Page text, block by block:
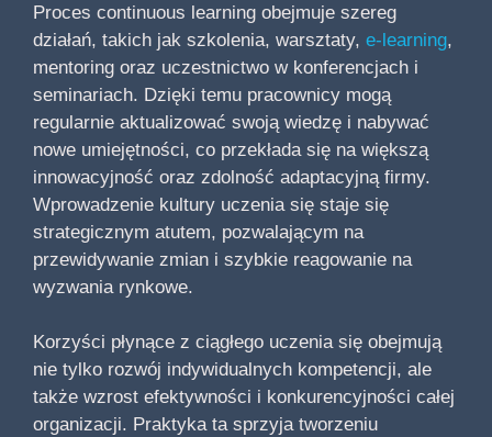
Proces continuous learning obejmuje szereg
działań, takich jak szkolenia, warsztaty, e-learning,
mentoring oraz uczestnictwo w konferencjach i
seminariach. Dzięki temu pracownicy mogą
regularnie aktualizować swoją wiedzę i nabywać
nowe umiejętności, co przekłada się na większą
innowacyjność oraz zdolność adaptacyjną firmy.
Wprowadzenie kultury uczenia się staje się
strategicznym atutem, pozwalającym na
przewidywanie zmian i szybkie reagowanie na
wyzwania rynkowe.
Korzyści płynące z ciągłego uczenia się obejmują
nie tylko rozwój indywidualnych kompetencji, ale
także wzrost efektywności i konkurencyjności całej
organizacji. Praktyka ta sprzyja tworzeniu